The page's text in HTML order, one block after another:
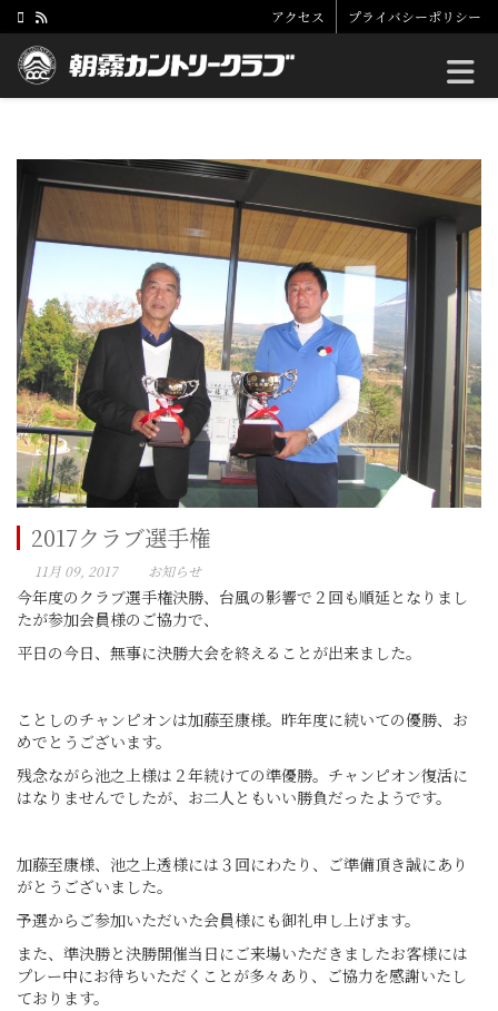
アクセス プライバシーポリシー
2017クラブ選手権
11月 09, 2017 お知らせ
今年度のクラブ選手権決勝、台風の影響で２回も順延となりまし
たが参加会員様のご協力で、
平日の今日、無事に決勝大会を終えることが出来ました。
ことしのチャンピオンは加藤至康様。昨年度に続いての優勝、お
めでとうございます。
残念ながら池之上様は２年続けての準優勝。チャンピオン復活に
はなりませんでしたが、お二人ともいい勝負だったようです。
加藤至康様、池之上透様には３回にわたり、ご準備頂き誠にあり
がとうございました。
予選からご参加いただいた会員様にも御礼申し上げます。
また、準決勝と決勝開催当日にご来場いただきましたお客様には
プレー中にお待ちいただくことが多々あり、ご協力を感謝いたし
ております。